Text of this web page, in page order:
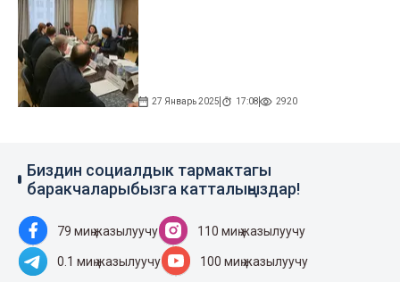
27 Январь 2025 17:08 2920
Биздин социалдык тармактагы
баракчаларыбызга катталыңыздар!
79 миң жазылуучу 110 миң жазылуучу
0.1 миң жазылуучу 100 миң жазылуучу